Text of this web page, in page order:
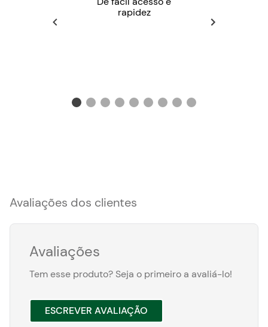
rapidez
Avaliações dos clientes
Avaliações
Tem esse produto? Seja o primeiro a avaliá-lo!
ESCREVER AVALIAÇÃO